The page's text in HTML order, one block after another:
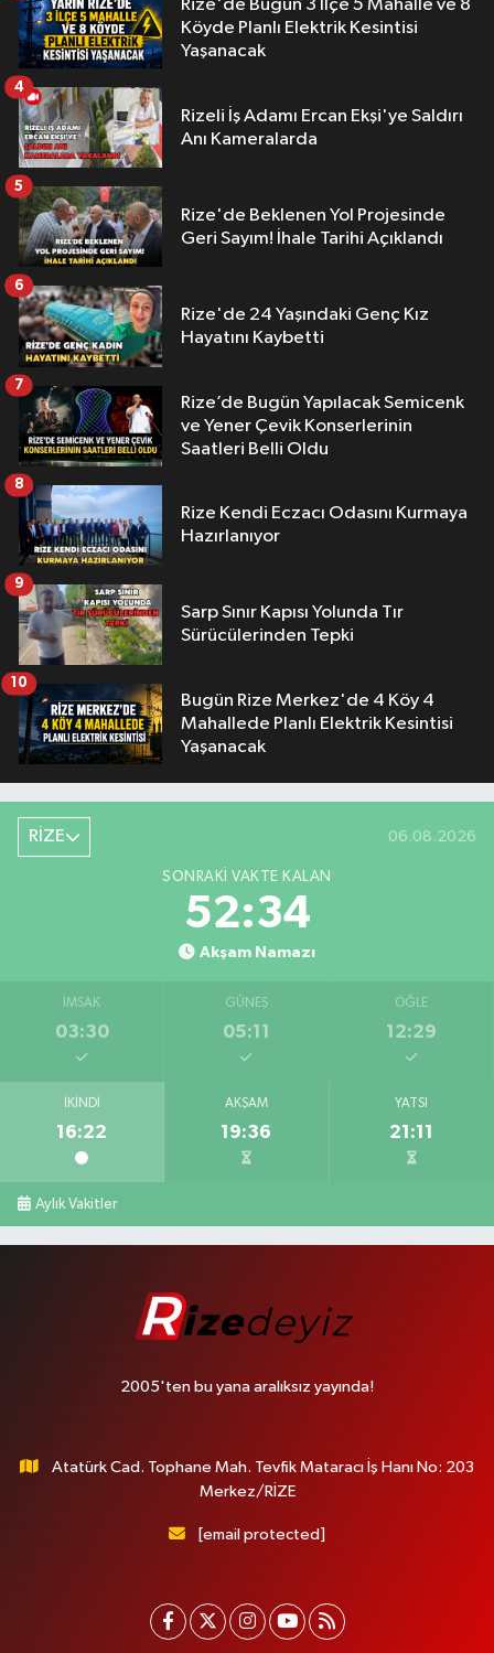
Rize'de Bugün 3 İlçe 5 Mahalle ve 8
Köyde Planlı Elektrik Kesintisi
Yaşanacak
Rizeli İş Adamı Ercan Ekşi'ye Saldırı
Anı Kameralarda
4
Rize'de Beklenen Yol Projesinde
Geri Sayım! İhale Tarihi Açıklandı
5
Rize'de 24 Yaşındaki Genç Kız
Hayatını Kaybetti
6
Rize’de Bugün Yapılacak Semicenk
ve Yener Çevik Konserlerinin
Saatleri Belli Oldu
7
Rize Kendi Eczacı Odasını Kurmaya
Hazırlanıyor
8
Sarp Sınır Kapısı Yolunda Tır
Sürücülerinden Tepki
9
Bugün Rize Merkez'de 4 Köy 4
Mahallede Planlı Elektrik Kesintisi
Yaşanacak
10
RİZE 06.08.2026
SONRAKI VAKTE KALAN
52:34
Akşam Namazı
İMSAK
03:30
GÜNEŞ
05:11
ÖĞLE
12:29
İKINDI
16:22
AKŞAM
19:36
YATSI
21:11
Aylık Vakitler
2005'ten bu yana aralıksız yayında!
Atatürk Cad. Tophane Mah. Tevfik Mataracı İş Hanı No: 203
Merkez/RİZE
[email protected]